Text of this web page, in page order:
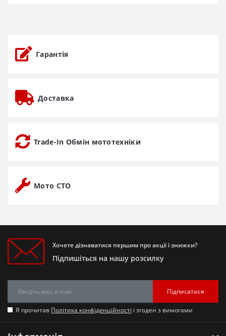
Гарантія
Доставка
Trade-In Обмін мототехніки
Мото СТО
Хочете дізнаватися першим про акції і знижки?
Підпишіться на нашу розсилку
Підписатися
Я прочитав Політика конфіденційності і згоден з вимогами